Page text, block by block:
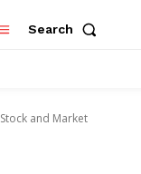
Search
Stock and Market